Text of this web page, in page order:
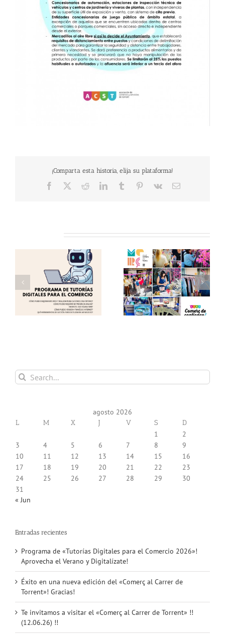
¡Comparta esta historia, elija su plataforma!
Facebook RedditLinkedInTumblr Pinterest
Vk Email
Éxito en una nueva
edición del «Comerç al
Carrer de Torrent»!
Gracias!
Te invitamos a visitar
el «Comerç al Carrer
de Torrent» !!
(12.06.26) !!
Search
for:
agosto 2026
L M X J V S D
1
2
3
4 5 6 7 8
9
10
11 12 13 14 15
16
17
18 19 20 21 22
23
24
25 26 27 28 29
30
31
« Jun
Entradas recientes
Programa de «Tutorías Digitales para el Comercio 2026»!
Aprovecha el Verano y Digitalízate!
Éxito en una nueva edición del «Comerç al Carrer de
Torrent»! Gracias!
Te invitamos a visitar el «Comerç al Carrer de Torrent» !!
(12.06.26) !!